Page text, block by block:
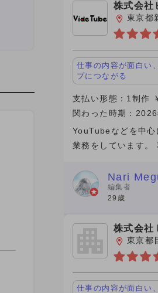
株式会社
ブ 東京都
仕事の内容が面白い
プにつながる
支払い形態：1制作
関わった時期：
YouTubeなどを中心
業務をしています。
れた期間で素直に嬉
のきっかけをくれた
ーブさんでした。実
Nari
編集者
29歳
株式会
ｐｈｉａ
東京都
仕事の内容が面白い